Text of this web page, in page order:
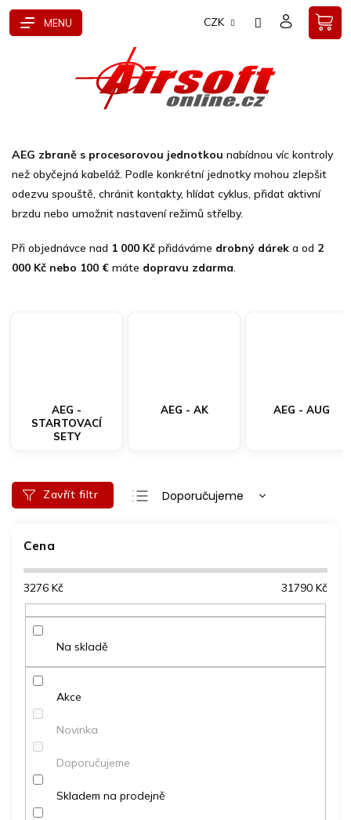
Přejít
CZK
AEG zbraně s procesorovou jednotkou nabídnou víc kontroly
než obyčejná kabeláž. Podle konkrétní jednotky mohou zlepšit
odezvu spouště, chránit kontakty, hlídat cyklus, přidat aktivní
brzdu nebo umožnit nastavení režimů střelby.
Při objednávce nad 1 000 Kč přidáváme drobný dárek a od 2
000 Kč nebo 100 € máte dopravu zdarma.
AEG -
STARTOVACÍ
SETY
AEG - AK AEG - AUG
Ř
a
í
r
u
Doporučujeme
Nejprodávanější
Zavřít filtr
Cena
3276 Kč 31790 Kč
Na skladě
Akce
Novinka
Doporučujeme
Skladem na prodejně